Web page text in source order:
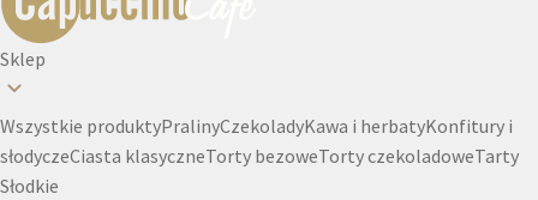
Sklep
Wszystkie produktyPralinyCzekoladyKawa i herbatyKonfitury i
słodyczeCiasta klasyczneTorty bezoweTorty czekoladoweTarty
Słodkie